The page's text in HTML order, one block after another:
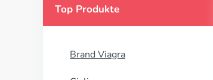
Top Produkte
Brand Viagra